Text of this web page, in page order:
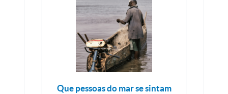
Que pessoas do mar se sintam